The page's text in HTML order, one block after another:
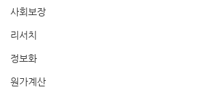
사회보장
리서치
정보화
원가계산